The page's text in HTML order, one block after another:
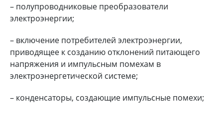
– полупроводниковые преобразователи
электроэнергии;
– включение потребителей электроэнергии,
приводящее к созданию отклонений питающего
напряжения и импульсным помехам в
электроэнергетической системе;
– конденсаторы, создающие импульсные помехи;